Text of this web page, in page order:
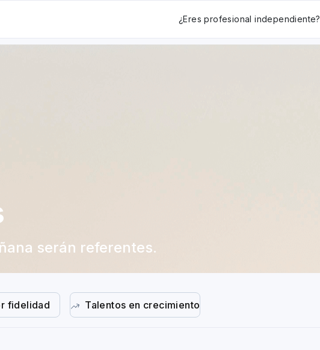
¿Eres profesional independiente?
serán referentes.
fidelidad Talentos en crecimiento